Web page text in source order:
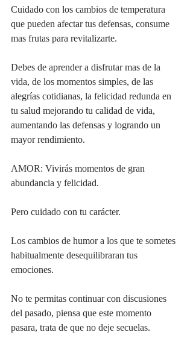
Cuidado con los cambios de temperatura
que pueden afectar tus defensas, consume
mas frutas para revitalizarte.
Debes de aprender a disfrutar mas de la
vida, de los momentos simples, de las
alegrías cotidianas, la felicidad redunda en
tu salud mejorando tu calidad de vida,
aumentando las defensas y logrando un
mayor rendimiento.
AMOR: Vivirás momentos de gran
abundancia y felicidad.
Pero cuidado con tu carácter.
Los cambios de humor a los que te sometes
habitualmente desequilibraran tus
emociones.
No te permitas continuar con discusiones
del pasado, piensa que este momento
pasara, trata de que no deje secuelas.